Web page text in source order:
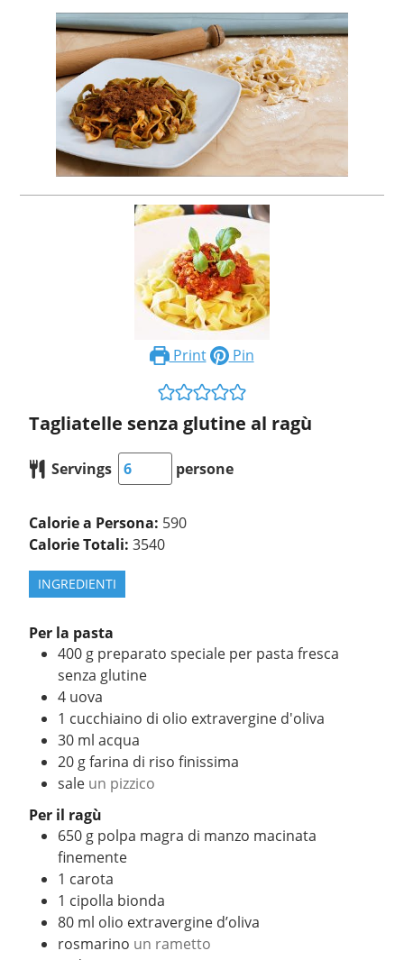
Print Pin
Tagliatelle senza glutine al ragù
Servings persone
Calorie a Persona: 590
Calorie Totali:3540
INGREDIENTI
Per la pasta
400 g preparato speciale per pasta fresca
senza glutine
4 uova
1 cucchiaino di olio extravergine d'oliva
30 ml acqua
20 gfarina di riso finissima
sale un pizzico
Per il ragù
650 g polpa magra di manzo macinata
finemente
1 carota
1 cipolla bionda
80 ml olio extravergine d’oliva
rosmarino un rametto